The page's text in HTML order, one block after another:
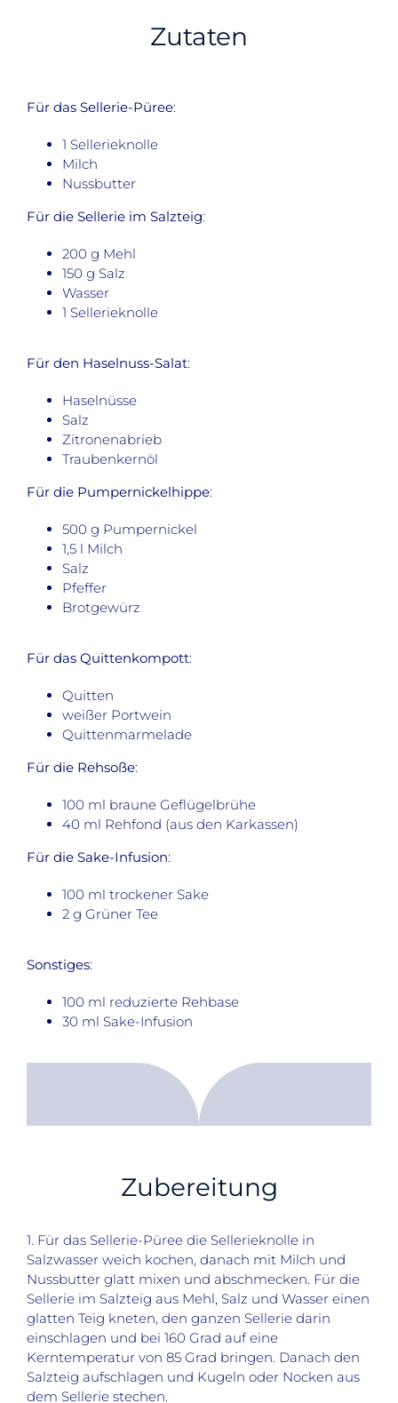
Zutaten
Für das Sellerie-Püree:
1 Sellerieknolle
Milch
Nussbutter
Für die Sellerie im Salzteig:
200 g Mehl
150 g Salz
Wasser
1 Sellerieknolle
Für den Haselnuss-Salat:
Haselnüsse
Salz
Zitronenabrieb
Traubenkernöl
Für die Pumpernickelhippe:
500 g Pumpernickel
1,5 l Milch
Salz
Pfeffer
Brotgewürz
Für das Quittenkompott:
Quitten
weißer Portwein
Quittenmarmelade
Für die Rehsoße:
100 ml braune Geflügelbrühe
40 ml Rehfond (aus den Karkassen)
Für die Sake-Infusion:
100 ml trockener Sake
2 g Grüner Tee
Sonstiges:
100 ml reduzierte Rehbase
30 ml Sake-Infusion
Zubereitung
1. Für das Sellerie-Püree die Sellerieknolle in
Salzwasser weich kochen, danach mit Milch und
Nussbutter glatt mixen und abschmecken. Für die
Sellerie im Salzteig aus Mehl, Salz und Wasser einen
glatten Teig kneten, den ganzen Sellerie darin
einschlagen und bei 160 Grad auf eine
Kerntemperatur von 85 Grad bringen. Danach den
Salzteig aufschlagen und Kugeln oder Nocken aus
dem Sellerie stechen.